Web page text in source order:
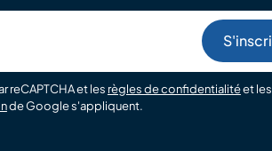
reCAPTCHA et les règles de confidentialitéet les
de Google s'appliquent.